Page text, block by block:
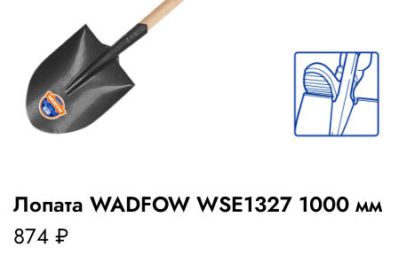
Лопата WADFOW WSE1327 1000 мм
874 ₽